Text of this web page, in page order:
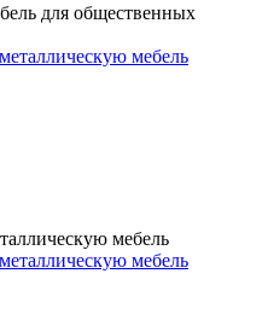
для общественных
мебель